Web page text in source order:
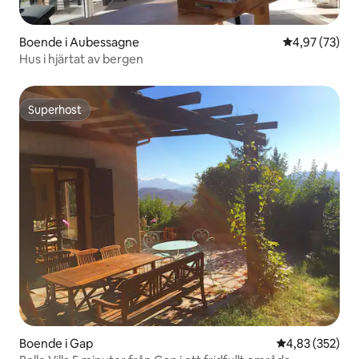
Boende i Aubessagne 4,97 av 5 i
4,97 (73)
Hus i hjärtat av bergen
Superhost
Superhost
Boende i Gap 4,83 av 5 i
4,83 (352)